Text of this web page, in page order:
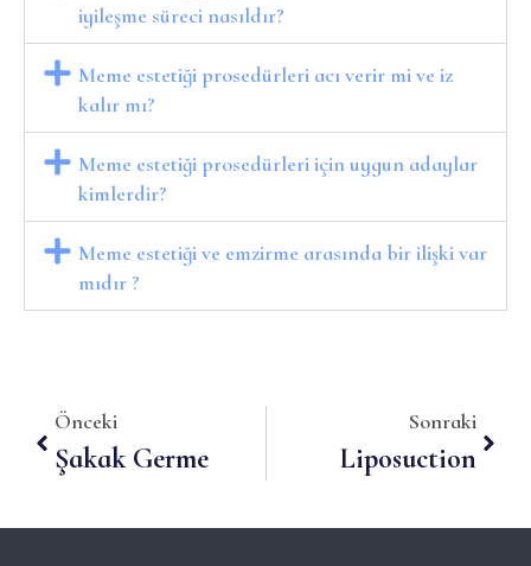
iyileşme süreci nasıldır?
Meme estetiği prosedürleri acı verir mi ve iz
kalır mı?
Meme estetiği prosedürleri için uygun adaylar
kimlerdir?
Meme estetiği ve emzirme arasında bir ilişki var
mıdır ?
Önceki
Şakak Germe
Sonraki
Liposuction